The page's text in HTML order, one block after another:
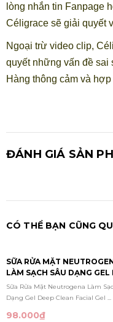
lòng nhắn tin Fanpage
Céligrace sẽ giải quyết
Ngoại trừ video clip,
quyết những vấn đề sai
Hàng thông cảm và
ĐÁNH GIÁ SẢN
CÓ THỂ BẠN CŨNG
SỮA RỬA MẶT
LÀM SẠCH SÂU DẠNG GEL
CLEAN FACIAL GEL
150ML
Sữa Rửa Mặt Neutrogena Làm
Dạng Gel Deep Clean Facial Gel ...
98.000₫